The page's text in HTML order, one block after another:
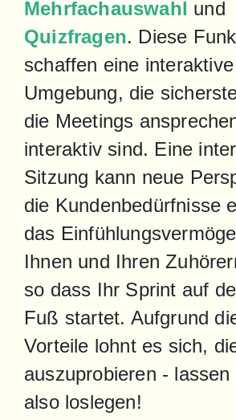
Mehrfachauswahl
Quizfragen. Diese
schaffen eine interaktive
Umgebung, die
die Meetings
interaktiv sind. Eine
Sitzung kann neue
die Kundenbedürfnisse
das
Ihnen und Ihren
so dass Ihr Sprint auf
Fuß startet. Aufgrund
Vorteile lohnt es sich,
auszuprobieren - lassen
also loslegen!